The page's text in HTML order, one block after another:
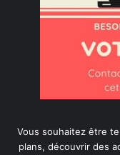
Vous souhaitez être
plans, découvrir des